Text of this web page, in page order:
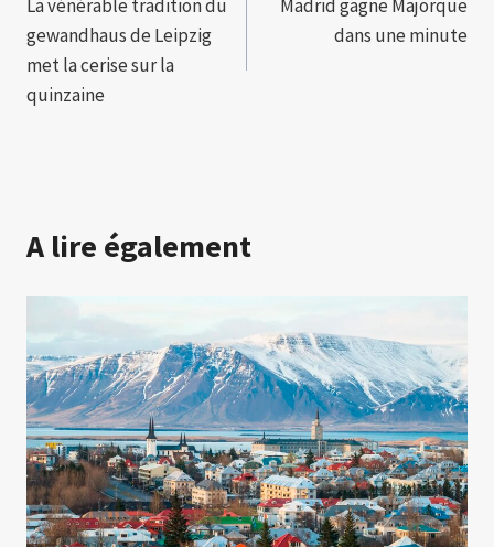
de
l’article
La vénérable tradition du
gewandhaus de Leipzig
met la cerise sur la
quinzaine
Madrid gagne Majorque
dans une minute
A lire également